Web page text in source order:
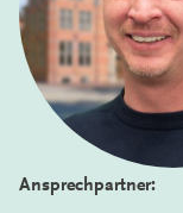
Ansprechpartner: